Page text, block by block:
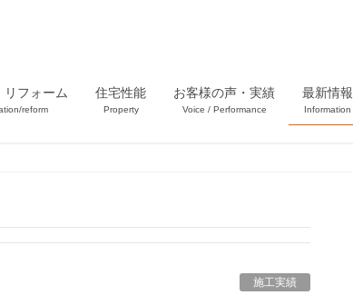
リフォーム
reform
住宅性能
Property
お客様の声・実績
Voice / Performance
最新情報
Information
施工実績